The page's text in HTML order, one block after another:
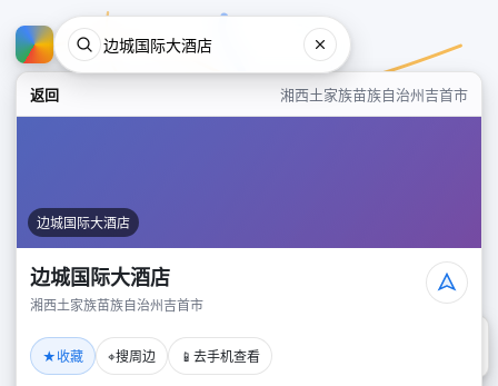
返回 湘西土家族苗族自治州吉首市
边城国际大酒店
边城国际大酒店
湘西土家族苗族自治州吉首市
★收藏 ⌖搜周边 📱 去手机查看